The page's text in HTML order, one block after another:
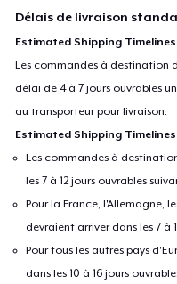
Délais de livraison
Estimated Shipping
Les commandes à destination
délai de 4 à 7 jours ouvrables
au transporteur pour livraison.
Estimated Shipping
Les commandes à
les 7 à 12 jours ouvrables
Pour la France, l'Allemagne,
devraient arriver dans les 7 à
Pour tous les autres pays
dans les 10 à 16 jours